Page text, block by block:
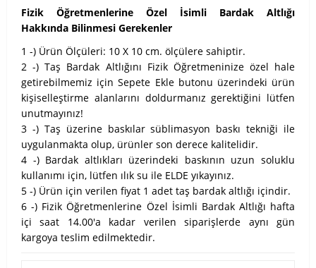
Fizik Öğretmenlerine Özel İsimli Bardak Altlığı
Hakkında Bilinmesi Gerekenler
1 -) Ürün Ölçüleri: 10 X 10 cm. ölçülere sahiptir.
2 -) Taş Bardak Altlığını Fizik Öğretmeninize özel hale
getirebilmemiz için Sepete Ekle butonu üzerindeki ürün
kişiselleştirme alanlarını doldurmanız gerektiğini lütfen
unutmayınız!
3 -) Taş üzerine baskılar süblimasyon baskı tekniği ile
uygulanmakta olup, ürünler son derece kalitelidir.
4 -) Bardak altlıkları üzerindeki baskının uzun soluklu
kullanımı için, lütfen ılık su ile ELDE yıkayınız.
5 -) Ürün için verilen fiyat 1 adet taş bardak altlığı içindir.
6 -) Fizik Öğretmenlerine Özel İsimli Bardak Altlığı hafta
içi saat 14.00'a kadar verilen siparişlerde aynı gün
kargoya teslim edilmektedir.